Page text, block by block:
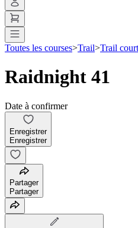
Toutes les courses>Trail>Trail court
Raidnight 41
Date à confirmer
Enregistrer
Enregistrer
Partager
Partager